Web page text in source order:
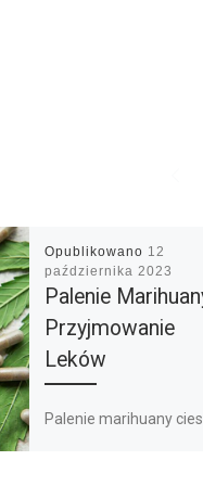
Opublikowano 12
października 2023
Palenie
Przyjmowanie
Leków
Palenie marihuany